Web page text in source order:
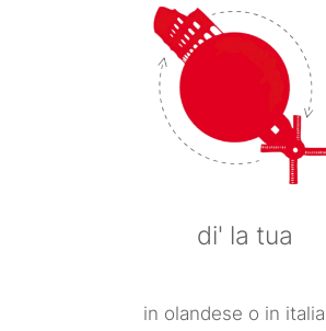
di' la tua
in olandese o in